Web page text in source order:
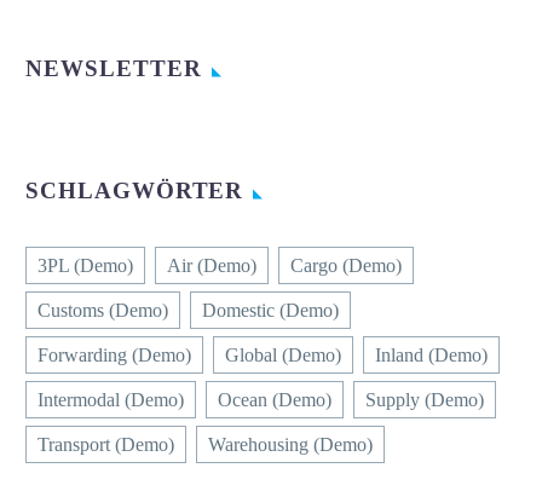
NEWSLETTER
SCHLAGWÖRTER
3PL (Demo) Air (Demo) Cargo (Demo)
Customs (Demo) Domestic (Demo)
Forwarding (Demo) Global (Demo) Inland (Demo)
Intermodal (Demo) Ocean (Demo) Supply (Demo)
Transport (Demo) Warehousing (Demo)